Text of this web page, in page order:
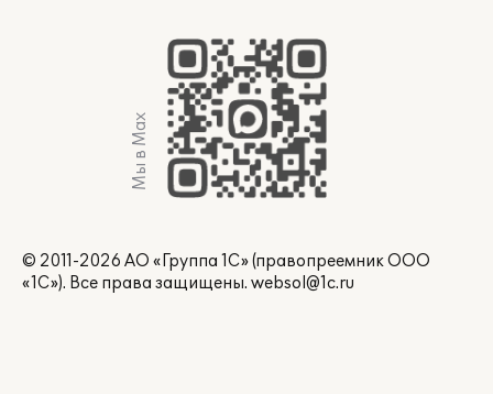
Мы в Max
© 2011-2026 АО «Группа 1С» (правопреемник ООО
«1С»). Все права защищены. websol@1c.ru